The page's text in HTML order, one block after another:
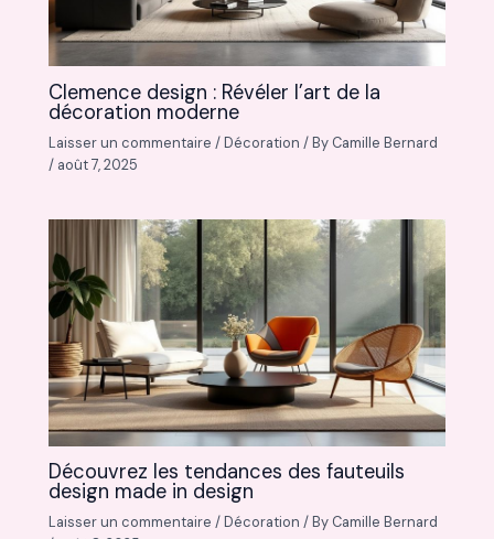
Clemence design : Révéler l’art de la
décoration moderne
Laisser un commentaire /Décoration / By Camille Bernard
/ août 7, 2025
Découvrez les tendances des fauteuils
design made in design
Laisser un commentaire /Décoration / By Camille Bernard